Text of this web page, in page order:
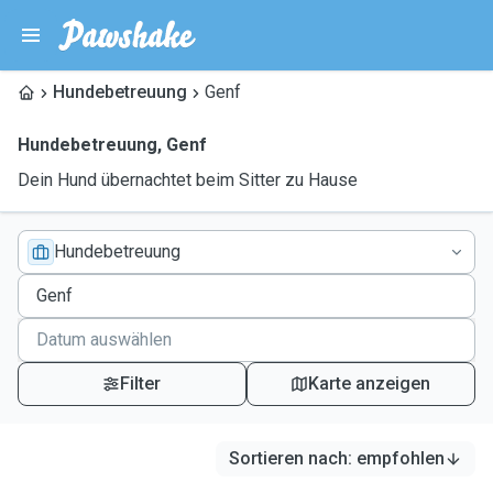
Hundebetreuung Genf
Hundebetreuung, Genf
Dein Hund übernachtet beim Sitter zu Hause
Hundebetreuung
Filter Karte anzeigen
Sortieren nach: empfohlen